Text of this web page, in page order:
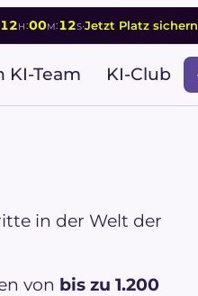
12H:00M:11S·Jetzt Platz sichern
KI-Team KI-Club
in der Welt der
von bis zu 1.200